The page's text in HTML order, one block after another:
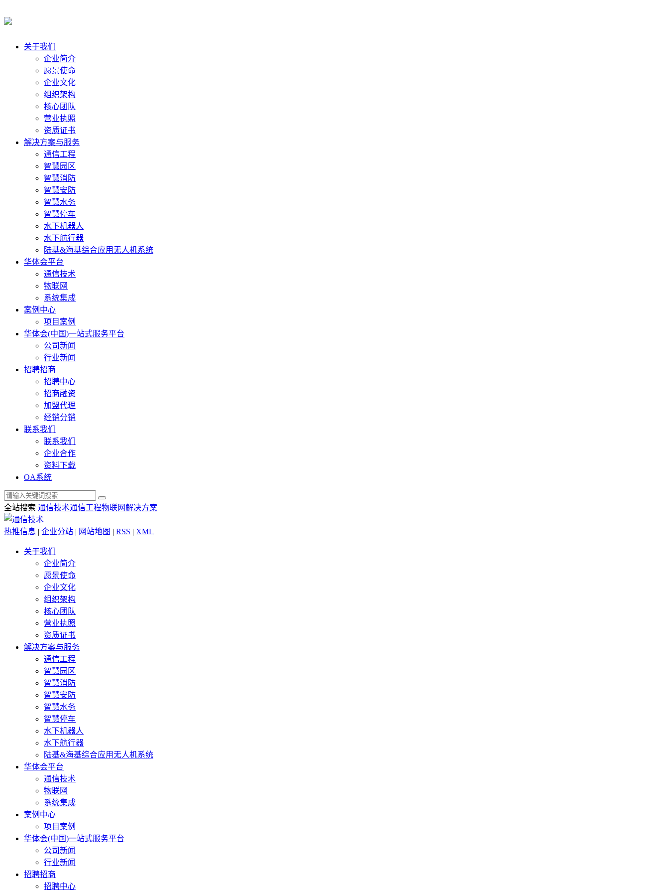
关于我们
企业简介
愿景使命
企业文化
组织架构
核心团队
营业执照
资质证书
解决方案与服务
通信工程
智慧园区
智慧消防
智慧安防
智慧水务
智慧停车
水下机器人
水下航行器
陆基&海基综合应用无人机系统
华体会平台
通信技术
物联网
系统集成
案例中心
项目案例
华体会(中国)一站式服务平台
公司新闻
行业新闻
招聘招商
招聘中心
招商融资
加盟代理
经销分销
联系我们
联系我们
企业合作
资料下载
OA系统
全站搜索 通信技术通信工程物联网解决方案
热推信息 | 企业分站 | 网站地图 | RSS | XML
关于我们
企业简介
愿景使命
企业文化
组织架构
核心团队
营业执照
资质证书
解决方案与服务
通信工程
智慧园区
智慧消防
智慧安防
智慧水务
智慧停车
水下机器人
水下航行器
陆基&海基综合应用无人机系统
华体会平台
通信技术
物联网
系统集成
案例中心
项目案例
华体会(中国)一站式服务平台
公司新闻
行业新闻
招聘招商
招聘中心